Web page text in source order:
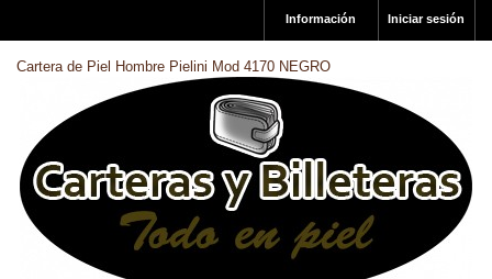
Iniciar sesión
Información
Cartera de Piel Hombre Pielini Mod 4170 NEGRO